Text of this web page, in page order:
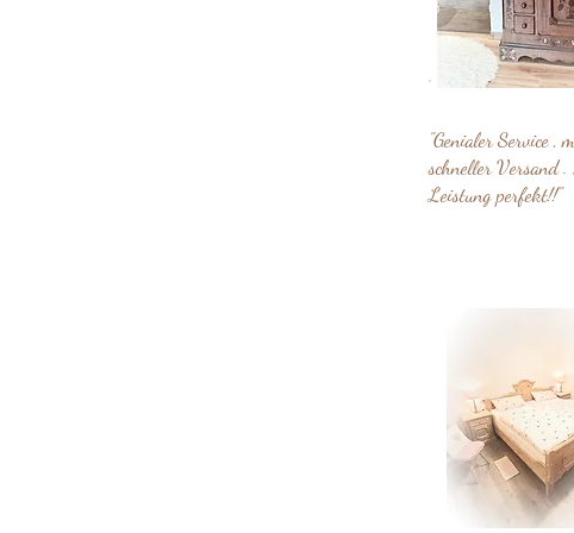
"Genialer Service ,
schneller Versand .
Leistung perfekt!!"